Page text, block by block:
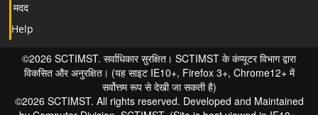
मदद
Help
©2026 SCTIMST. सर्वाधिकार सुरक्षित। SCTIMST के कंप्यूटर विभाग द्वारा
विकसित और अनुरक्षित। (यह साइट IE10+, Firefox 3+, Chrome12+ में
सर्वोत्तम रूप से देखी जा सकती है)
©2026 SCTIMST. All rights reserved. Developed and Maintained